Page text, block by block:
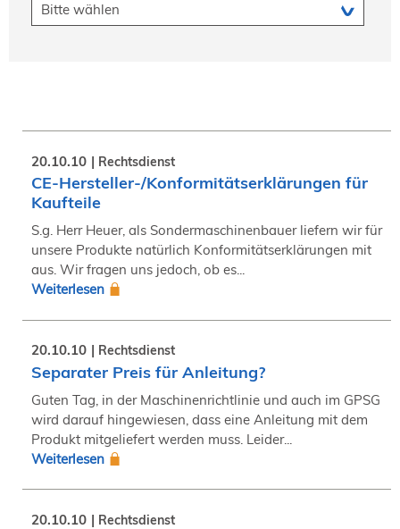
20.10.10 Rechtsdienst
CE-Hersteller-/Konformitätserklärungen für
Kaufteile
S.g. Herr Heuer, als Sondermaschinenbauer liefern wir für
unsere Produkte natürlich Konformitätserklärungen mit
aus. Wir fragen uns jedoch, ob es...
Weiterlesen
20.10.10 Rechtsdienst
Separater Preis für Anleitung?
Guten Tag, in der Maschinenrichtlinie und auch im GPSG
wird darauf hingewiesen, dass eine Anleitung mit dem
Produkt mitgeliefert werden muss. Leider...
Weiterlesen
20.10.10 Rechtsdienst